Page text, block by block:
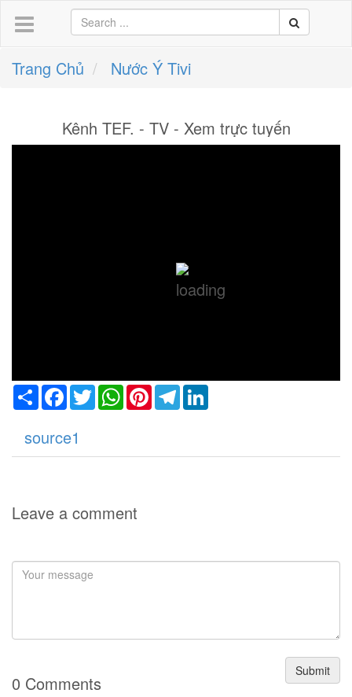
Trang Chủ Nước Ý Tivi
Kênh TEF. - TV - Xem trực tuyến
ShareFacebook
TwitterWhatsApp
PinterestTelegram
source1
Leave a comment
Submit
0 Comments